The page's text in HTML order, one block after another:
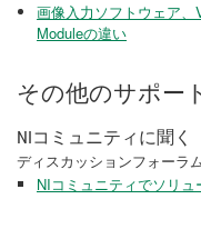
画像入力ソフトウェア
Moduleの違い
その他のサポー
NIコミュニティに聞く
ディスカッションフォーラ
NIコミュニティでソリ